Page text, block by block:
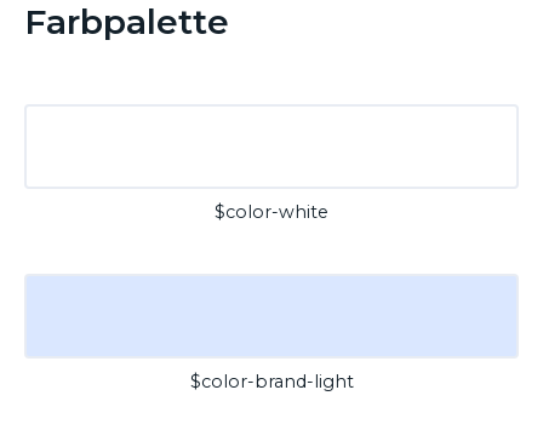
Farbpalette
$color-white
$color-brand-light